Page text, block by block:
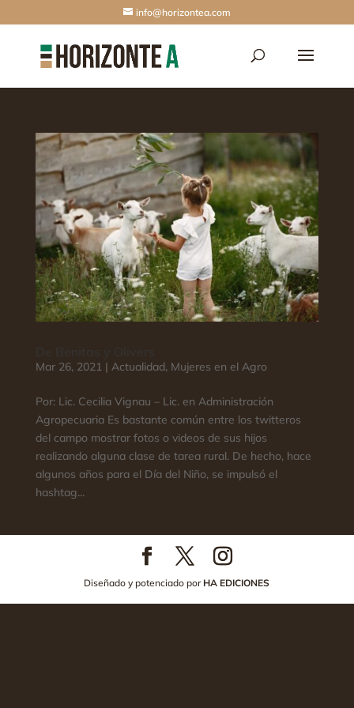
info@horizontea.com
Mar 26, 2021| Actualidad, Mujeres en el Agro
Por: Lic. Cecilia Vignau – Lic. en Administración
Agropecuaria Es bastante común entre los twitteros
del campo mostrar fotos o videos de sus hijos
realizando alguna clase de tarea rural. De hecho, hace
algunos años para el Día del Niño, se impulsó el
hashtag...
Diseñado y potenciado por HA EDICIONES